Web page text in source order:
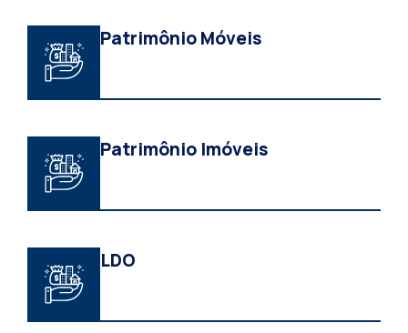
Patrimônio Móveis
Patrimônio Imóveis
LDO